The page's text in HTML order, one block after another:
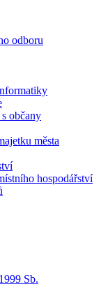
odboru
občany
města
hospodářství
Sb.